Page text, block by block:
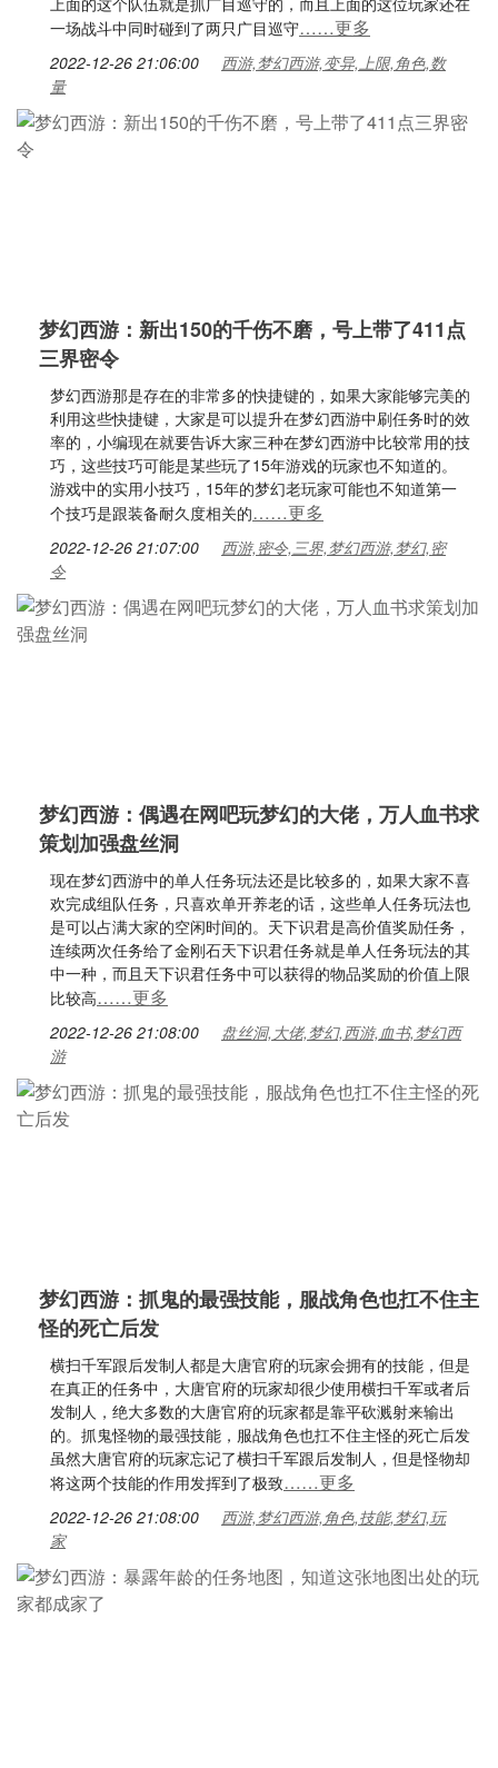
一场战斗中同时碰到了两只广目巡守……更多
2022-12-26 21:06:00
西游,梦幻西游,变异,上限,角色,数
量
梦幻西游：新出150的千伤不磨，号上带了411点
三界密令
梦幻西游那是存在的非常多的快捷键的，如果大家能够完美的
利用这些快捷键，大家是可以提升在梦幻西游中刷任务时的效
率的，小编现在就要告诉大家三种在梦幻西游中比较常用的技
巧，这些技巧可能是某些玩了15年游戏的玩家也不知道的。
游戏中的实用小技巧，15年的梦幻老玩家可能也不知道第一
个技巧是跟装备耐久度相关的……更多
2022-12-26 21:07:00
西游,密令,三界,梦幻西游,梦幻,密
令
梦幻西游：偶遇在网吧玩梦幻的大佬，万人血书求
策划加强盘丝洞
现在梦幻西游中的单人任务玩法还是比较多的，如果大家不喜
欢完成组队任务，只喜欢单开养老的话，这些单人任务玩法也
是可以占满大家的空闲时间的。天下识君是高价值奖励任务，
连续两次任务给了金刚石天下识君任务就是单人任务玩法的其
中一种，而且天下识君任务中可以获得的物品奖励的价值上限
比较高……更多
2022-12-26 21:08:00
盘丝洞,大佬,梦幻,西游,血书,梦幻西
游
梦幻西游：抓鬼的最强技能，服战角色也扛不住主
怪的死亡后发
横扫千军跟后发制人都是大唐官府的玩家会拥有的技能，但是
在真正的任务中，大唐官府的玩家却很少使用横扫千军或者后
发制人，绝大多数的大唐官府的玩家都是靠平砍溅射来输出
的。抓鬼怪物的最强技能，服战角色也扛不住主怪的死亡后发
虽然大唐官府的玩家忘记了横扫千军跟后发制人，但是怪物却
将这两个技能的作用发挥到了极致……更多
2022-12-26 21:08:00
西游,梦幻西游,角色,技能,梦幻,玩
家